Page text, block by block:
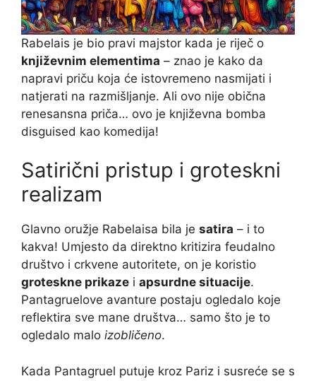
Rabelais je bio pravi majstor kada je riječ o
književnim elementima – znao je kako da
napravi priču koja će istovremeno nasmijati i
natjerati na razmišljanje. Ali ovo nije obična
renesansna priča… ovo je književna bomba
disguised kao komedija!
Satirični pristup i groteskni
realizam
Glavno oružje Rabelaisa bila je satira – i to
kakva! Umjesto da direktno kritizira feudalno
društvo i crkvene autoritete, on je koristio
groteskne prikaze i apsurdne situacije.
Pantagruelove avanture postaju ogledalo koje
reflektira sve mane društva… samo što je to
ogledalo malo izobličeno.
Kada Pantagruel putuje kroz Pariz i susreće se s